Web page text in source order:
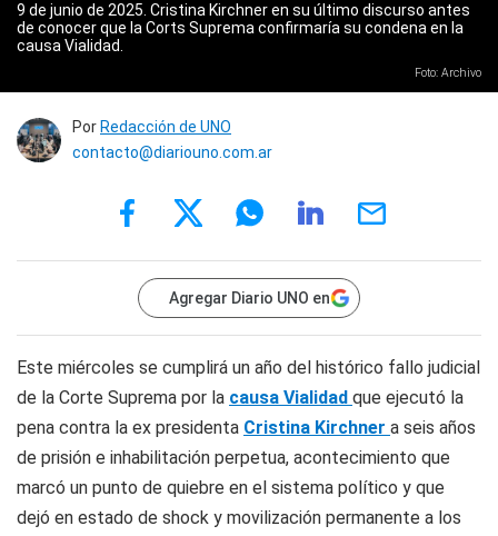
9 de junio de 2025. Cristina Kirchner en su último discurso antes
de conocer que la Corts Suprema confirmaría su condena en la
causa Vialidad.
Foto: Archivo
Por Redacción de UNO
contacto@diariouno.com.ar
Agregar Diario UNO en
Este miércoles se cumplirá un año del histórico fallo judicial
de la Corte Suprema por la causa Vialidad que ejecutó la
pena contra la ex presidenta Cristina Kirchner a seis años
de prisión e inhabilitación perpetua, acontecimiento que
marcó un punto de quiebre en el sistema político y que
dejó en estado de shock y movilización permanente a los